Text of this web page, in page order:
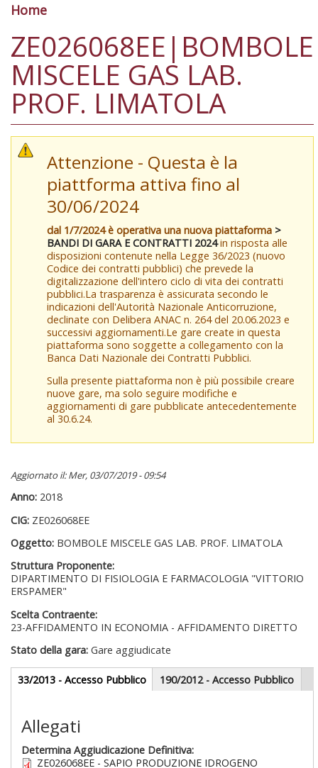
Tu sei qui
Home
ZE026068EE|BOMBOLE
MISCELE GAS LAB.
PROF. LIMATOLA
Attenzione - Questa è la
piattforma attiva fino al
30/06/2024
dal 1/7/2024 è operativa una nuova piattaforma >
BANDI DI GARA E CONTRATTI 2024in risposta alle
disposizioni contenute nella Legge 36/2023 (nuovo
Codice dei contratti pubblici) che prevede la
digitalizzazione dell'intero ciclo di vita dei contratti
pubblici.La trasparenza è assicurata secondo le
indicazioni dell'Autorità Nazionale Anticorruzione,
declinate con Delibera ANAC n. 264 del 20.06.2023 e
successivi aggiornamenti.Le gare create in questa
piattaforma sono soggette a collegamento con la
Banca Dati Nazionale dei Contratti Pubblici.
Sulla presente piattaforma non è più possibile creare
nuove gare, ma solo seguire modifiche e
aggiornamenti di gare pubblicate antecedentemente
al 30.6.24.
Aggiornato il: Mer, 03/07/2019 - 09:54
Anno: 2018
CIG: ZE026068EE
Oggetto: BOMBOLE MISCELE GAS LAB. PROF. LIMATOLA
Struttura Proponente:
DIPARTIMENTO DI FISIOLOGIA E FARMACOLOGIA "VITTORIO
ERSPAMER"
Scelta Contraente:
23-AFFIDAMENTO IN ECONOMIA - AFFIDAMENTO DIRETTO
Stato della gara: Gare aggiudicate
Gare appalti
33/2013 - Accesso Pubblico(scheda
attiva)
190/2012 - Accesso Pubblico
Sezione redazionale
Allegati
Determina Aggiudicazione Definitiva:
ZE026068EE - SAPIO PRODUZIONE IDROGENO